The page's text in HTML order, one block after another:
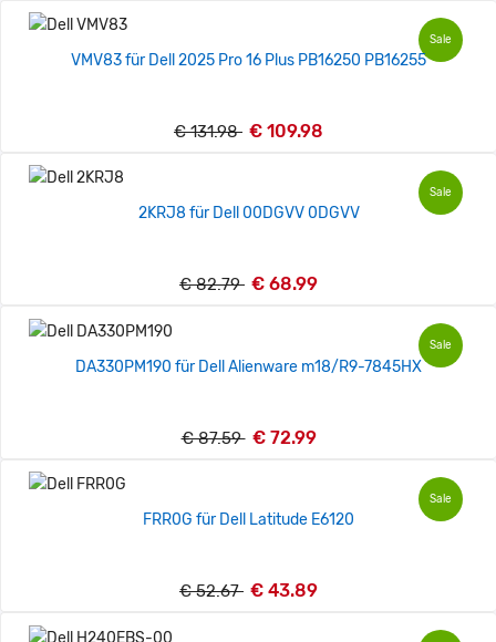
Sale
VMV83 für Dell 2025 Pro 16 Plus PB16250 PB16255
€ 131.98 € 109.98
Sale
2KRJ8 für Dell 00DGVV 0DGVV
€ 82.79 € 68.99
Sale
DA330PM190 für Dell Alienware m18/R9-7845HX
€ 87.59 € 72.99
Sale
FRR0G für Dell Latitude E6120
€ 52.67 € 43.89